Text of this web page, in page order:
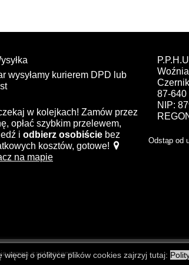
o polityce plików cookies zajrzyj tutaj:
wysyłamy kurierem DPD lub
w kolejkach! Zamów przez
opłać szybkim przelewem,
i odbierz osobiście bez
kosztów, gotowe!
na mapie
87-640
NIP:
Odstąp od
prawa zastrzeżone